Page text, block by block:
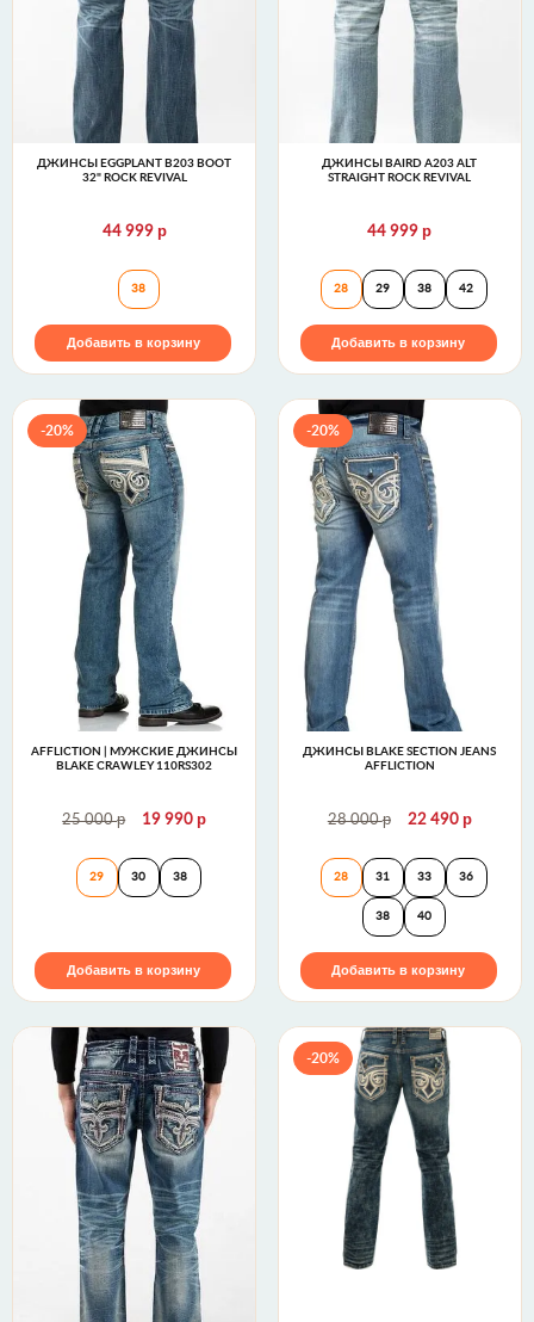
ДЖИНСЫ EGGPLANT B203 BOOT
32" ROCK REVIVAL
44 999 р
Джинсы EGGPLANT B203 BOOT 32" Rock Revival
38
Добавить в корзину
ДЖИНСЫ BAIRD A203 ALT
STRAIGHT ROCK REVIVAL
44 999р
Джинсы BAIRD
28 29 38 42
Добавить в корзину
-20%
AFFLICTION | МУЖСКИЕ ДЖИНСЫ
BLAKE CRAWLEY 110RS302
25 000р 19 990р
Affliction | Мужские джинсы BLAKE CRAWLEY
29 30 38
Добавить в корзину
-20%
ДЖИНСЫ BLAKE SECTION JEANS
AFFLICTION
28 000р 22 490 р
Джинсы Blake
28 31 33 36
38 40
Добавить в корзину
-20%